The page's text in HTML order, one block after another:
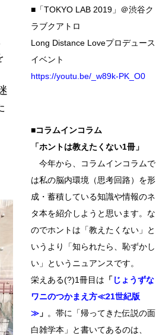
■「TOKYO LAB 2019」＠渋谷ク
ラブクアトロ
Long Distance Loveプロデュース
イベント
https://youtu.be/_w89k-PK_O0
■コラムインコラム
「ホントは教えたくない1冊 」
今年から、コラムインコラムで
は私の脳内環境（思考回路）を形
成・蓄積している知識や情報のネ
タ本を紹介しようと思います。な
のでホントは「教えたくない」と
いうより「知られたら、恥ずかし
い」というニュアンスです。
栄えある(?)1冊目は 「 じょうずな
ワニのつかまえ方≪21世紀版
≫ 」 。帯に「帰ってきた伝説の面
白雑学本」と書いてあるのは、